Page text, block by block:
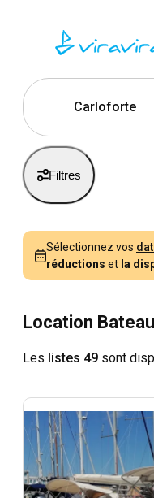
Carloforte
Filtres
Sélectionnez vos
réductions et la
Location
Les listes 49 sont